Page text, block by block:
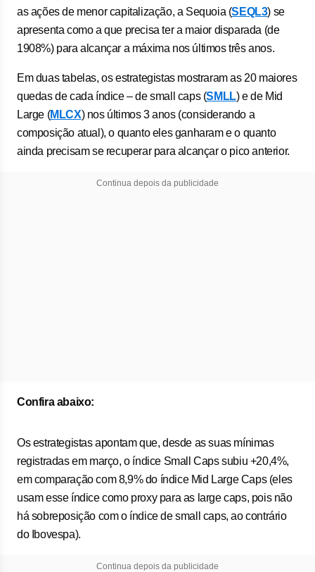
as ações de menor capitalização, a Sequoia (SEQL3) se
apresenta como a que precisa ter a maior disparada (de
1908%) para alcançar a máxima nos últimos três anos.
Em duas tabelas, os estrategistas mostraram as 20 maiores
quedas de cada índice – de small caps (SMLL) e de Mid
Large (MLCX) nos últimos 3 anos (considerando a
composição atual), o quanto eles ganharam e o quanto
ainda precisam se recuperar para alcançar o pico anterior.
Continua depois da publicidade
Confira abaixo:
Os estrategistas apontam que, desde as suas mínimas
registradas em março, o índice Small Caps subiu +20,4%,
em comparação com 8,9% do índice Mid Large Caps (eles
usam esse índice como proxy para as large caps, pois não
há sobreposição com o índice de small caps, ao contrário
do Ibovespa).
Continua depois da publicidade